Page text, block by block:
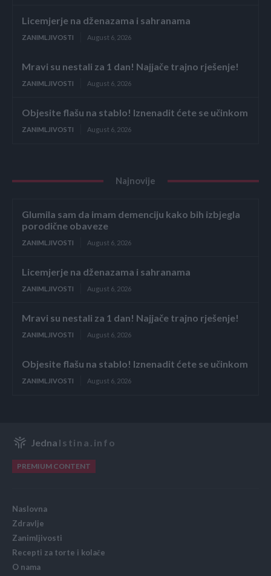
Licemjerje na dženazama i sahranama
ZANIMLJIVOSTI August 6, 2026
Mravi su nestali za 1 dan! Najjače trajno rješenje!
ZANIMLJIVOSTI August 6, 2026
Objesite flašu na stablo! Iznenadit ćete se učinkom
ZANIMLJIVOSTI August 6, 2026
Najnovije
Glumila sam da imam demenciju kako bih izbjegla
porodične obaveze
ZANIMLJIVOSTI August 6, 2026
Licemjerje na dženazama i sahranama
ZANIMLJIVOSTI August 6, 2026
Mravi su nestali za 1 dan! Najjače trajno rješenje!
ZANIMLJIVOSTI August 6, 2026
Objesite flašu na stablo! Iznenadit ćete se učinkom
ZANIMLJIVOSTI August 6, 2026
Jedna Istina.info
PREMIUM CONTENT
Naslovna
Zdravlje
Zanimljivosti
Recepti za torte i kolače
O nama